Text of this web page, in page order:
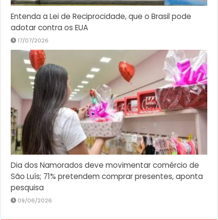
Entenda a Lei de Reciprocidade, que o Brasil pode
adotar contra os EUA
17/07/2026
Dia dos Namorados deve movimentar comércio de
São Luís; 71% pretendem comprar presentes, aponta
pesquisa
09/06/2026